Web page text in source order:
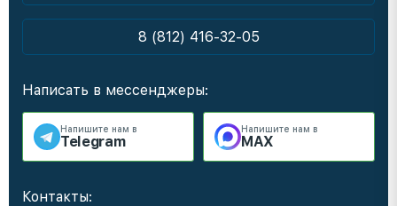
8 (812) 416-32-05
Написать в мессенджеры:
Напишите нам в
Telegram
Напишите нам в
MAX
Контакты: